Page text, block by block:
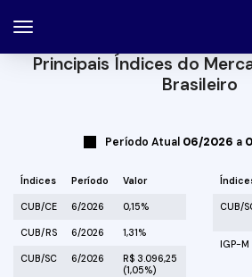
Principais Índices do
Brasileiro
Período Atual 06/2026 a
Índices Período Valor
CUB/CE 6/2026 0,15%
CUB/RS 6/2026 1,31%
CUB/SC 6/2026
R$ 3.096,25
(1,05%)
CUB/
IGP-M